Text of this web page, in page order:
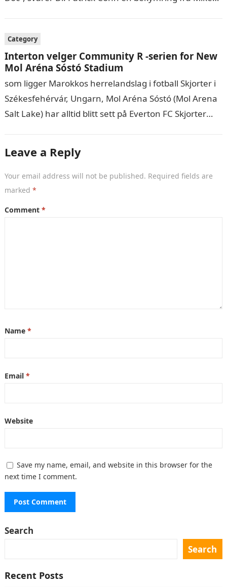
Category
Interton velger Community R -serien for New
Mol Aréna Sóstó Stadium
som ligger Marokkos herrelandslag i fotball Skjorter i
Székesfehérvár, Ungarn, Mol Aréna Sóstó (Mol Arena
Salt Lake) har alltid blitt sett på Everton FC Skjorter
Leave a Reply
Your email address will not be published. Required fields are
marked *
Comment *
Name *
Email *
Website
Save my name, email, and website in this browser for the
next time I comment.
Search
Search
Recent Posts